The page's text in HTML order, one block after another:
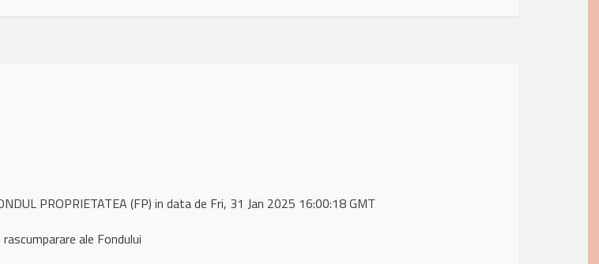
PROPRIETATEA (FP) in data de Fri, 31 Jan 2025 16:00:18 GMT
ale Fondului